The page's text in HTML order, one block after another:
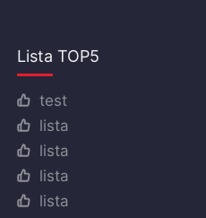
Lista TOP5
test
lista
lista
lista
lista